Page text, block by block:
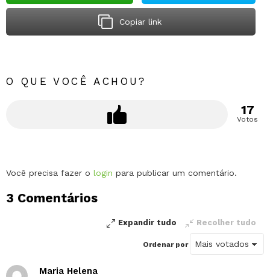
Copiar link
O QUE VOCÊ ACHOU?
17
Votos
Deixe
comentário
Você precisa fazer o login para publicar um comentário.
3 Comentários
Expandir tudo Recolher tudo
Ordenar por
Maria Helena